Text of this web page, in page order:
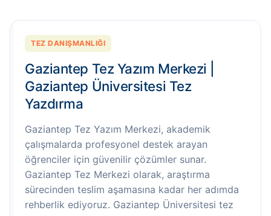
TEZ DANIŞMANLIĞI
Gaziantep Tez Yazım Merkezi |
Gaziantep Üniversitesi Tez
Yazdırma
Gaziantep Tez Yazım Merkezi, akademik
çalışmalarda profesyonel destek arayan
öğrenciler için güvenilir çözümler sunar.
Gaziantep Tez Merkezi olarak, araştırma
sürecinden teslim aşamasına kadar her adımda
rehberlik ediyoruz. Gaziantep Üniversitesi tez